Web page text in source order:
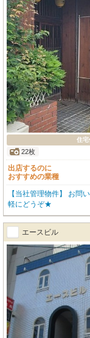
住宅
22枚
出店するのに
おすすめの業種
【当社管理物件】 お問い合わせはOKハウス函館店(0138-85-8622)まで、お気
軽にどうぞ★
エースビル